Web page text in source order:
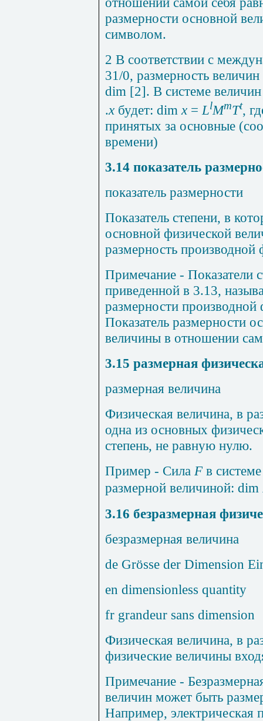
размерности основной
символом.
2 В соответствии с
31/0, размерность величин
dim [2]. В системе
.x будет: dimх =LlMmTt,
принятых за основные
времени)
3.14 показатель
показатель размерности
Показатель степени, в
основной физической
размерность
Примечание - Показатели
приведенной в 3.13,
размерности
Показатель размерности
величины в отношении
3.15 размерная
размерная величина
Физическая величина, в
одна из основных
степень, не равную нулю.
Пример - Сила Fв
размерной величиной: dim
3.16 безразмерная
безразмерная величина
de Grösse der Dimension
en dimensionless quantity
fr grandeur sans dimension
Физическая величина, в
физические величины
Примечание -
величин может быть
Например, электрическая